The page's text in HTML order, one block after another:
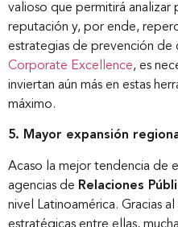
valioso que permitirá analizar
reputación y, por ende,
estrategias de prevención de
Corporate Excellence, es
inviertan aún más en estas
máximo.
5. Mayor expansión
Acaso la mejor tendencia de
agencias de Relaciones
nivel Latinoamérica. Gracias
estratégicas entre ellas,